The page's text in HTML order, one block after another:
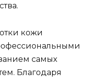
кожи
самых
Благодаря